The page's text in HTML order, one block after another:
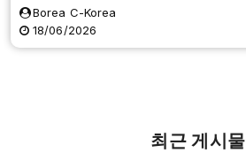
Borea C-Korea
18/06/2026
최근 게시물